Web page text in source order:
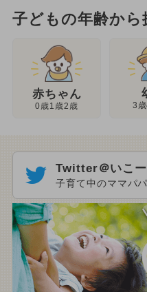
子どもの年齢から
赤ちゃん
0歳1歳2歳 3
Twitter＠いこー
子育て中のママパ